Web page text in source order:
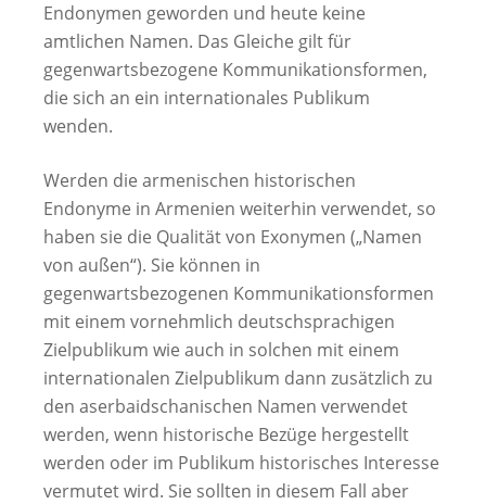
Endonymen geworden und heute keine
amtlichen Namen. Das Gleiche gilt für
gegenwartsbezogene Kommunikationsformen,
die sich an ein internationales Publikum
wenden.
Werden die armenischen historischen
Endonyme in Armenien weiterhin verwendet, so
haben sie die Qualität von Exonymen („Namen
von außen“). Sie können in
gegenwartsbezogenen Kommunikationsformen
mit einem vornehmlich deutschsprachigen
Zielpublikum wie auch in solchen mit einem
internationalen Zielpublikum dann zusätzlich zu
den aserbaidschanischen Namen verwendet
werden, wenn historische Bezüge hergestellt
werden oder im Publikum historisches Interesse
vermutet wird. Sie sollten in diesem Fall aber